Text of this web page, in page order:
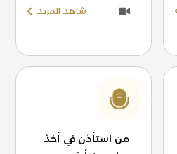
شاهد المزيد
من استأذن في أخذ